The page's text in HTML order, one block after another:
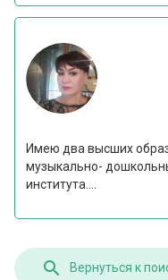
Имею два высших
музыкально-
института....
Вернуться к